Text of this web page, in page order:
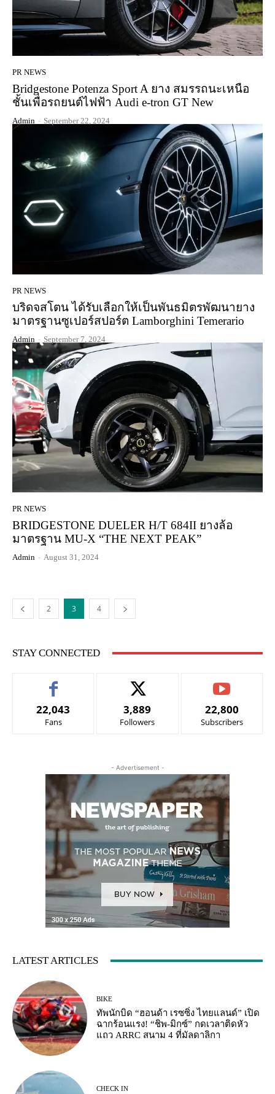
PR NEWS
Bridgestone Potenza Sport A ยาง สมรรถนะเหนือ
ชั้นเพื่อรถยนต์ไฟฟ้า Audi e-tron GT New
Admin - September 22, 2024
PR NEWS
บริดจสโตน ได้รับเลือกให้เป็นพันธมิตรพัฒนายาง
มาตรฐานซูเปอร์สปอร์ต Lamborghini Temerario
Admin - September 7, 2024
PR NEWS
BRIDGESTONE DUELER H/T 684II ยางล้อ
มาตรฐาน MU-X “THE NEXT PEAK”
Admin - August 31, 2024
2 3 4
STAY CONNECTED
22,043
Fans
3,889
Followers
22,800
Subscribers
- Advertisement -
LATEST ARTICLES
BIKE
ทัพนักบิด “ฮอนด้า เรซซิ่ง ไทยแลนด์” เปิด
ฉากร้อนแรง! “ชิพ-มิกซ์” กดเวลาติดหัว
แถว ARRC สนาม 4 ที่มัลดาลิกา
CHECK IN